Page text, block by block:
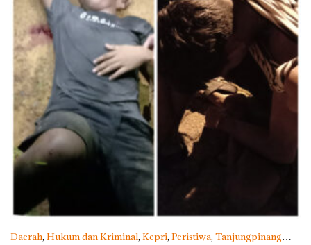
Daerah, Hukum dan Kriminal, Kepri, Peristiwa, Tanjungpinang